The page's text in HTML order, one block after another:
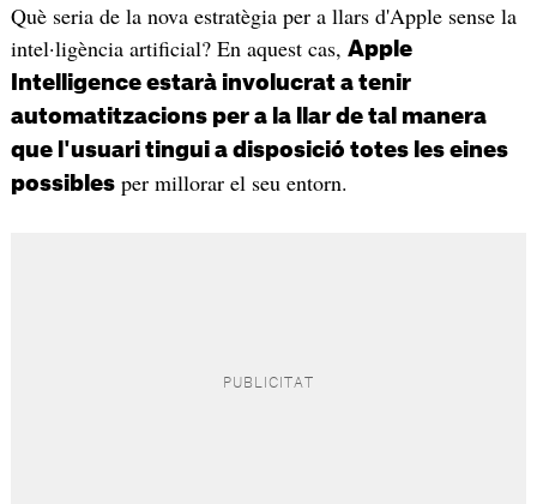
Què seria de la nova estratègia per a llars d'Apple sense la
intel·ligència artificial? En aquest cas, Apple
Intelligence estarà involucrat a tenir
automatitzacions per a la llar de tal manera
que l'usuari tingui a disposició totes les eines
possiblesper millorar el seu entorn.